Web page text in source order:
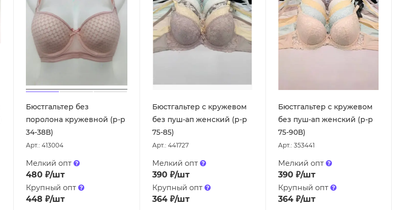
Бюстгальтер без
поролона кружевной (р-р
34-38В)
Арт.: 413004
Мелкий опт
480 ₽/шт
Крупный опт
448 ₽/шт
Бюстгальтер с кружевом
без пуш-ап женский (р-р
75-85)
Арт.: 441727
Мелкий опт
390₽/шт
Крупный опт
364₽/шт
Бюстгальтер с кружевом
без пуш-ап женский (р-р
75-90В)
Арт.: 353441
Мелкий опт
390₽/шт
Крупный опт
364₽/шт